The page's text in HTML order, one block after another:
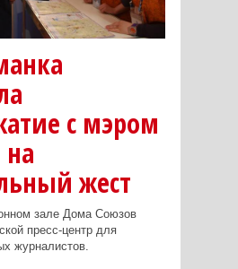
с мэром
жест
зале Дома Союзов
пресс-центр для
журналистов.